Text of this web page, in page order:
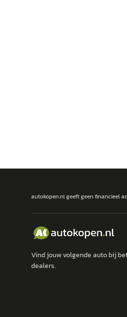
autokopen.nl geeft geen financieel
Vind jouw volgende auto bij
dealers.